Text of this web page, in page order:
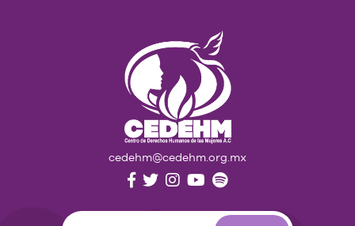
cedehm@cedehm.org.mx